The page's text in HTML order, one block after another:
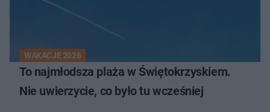
WAKACJE 2026
To najmłodsza plaża w Świętokrzyskiem.
Nie uwierzycie, co było tu wcześniej